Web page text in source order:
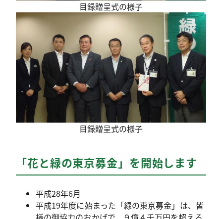
目録贈呈式の様子
目録贈呈式の様子
「花と緑の東京募金」を開始します
平成28年6月
平成19年度に始まった「緑の東京募金」は、皆